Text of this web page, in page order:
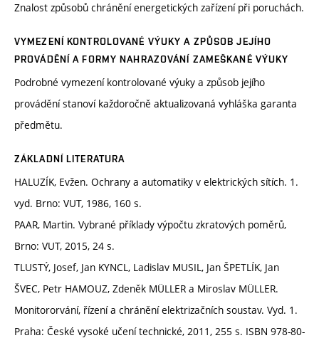
Znalost způsobů chránění energetických zařízení při poruchách.
VYMEZENÍ KONTROLOVANÉ VÝUKY A ZPŮSOB JEJÍHO
PROVÁDĚNÍ A FORMY NAHRAZOVÁNÍ ZAMEŠKANÉ VÝUKY
Podrobné vymezení kontrolované výuky a způsob jejího
provádění stanoví každoročně aktualizovaná vyhláška garanta
předmětu.
ZÁKLADNÍ LITERATURA
HALUZÍK, Evžen. Ochrany a automatiky v elektrických sítích. 1.
vyd. Brno: VUT, 1986, 160 s.
PAAR, Martin. Vybrané příklady výpočtu zkratových poměrů,
Brno: VUT, 2015, 24 s.
TLUSTÝ, Josef, Jan KYNCL, Ladislav MUSIL, Jan ŠPETLÍK, Jan
ŠVEC, Petr HAMOUZ, Zdeněk MÜLLER a Miroslav MÜLLER.
Monitororvání, řízení a chránění elektrizačních soustav. Vyd. 1.
Praha: České vysoké učení technické, 2011, 255 s. ISBN 978-80-